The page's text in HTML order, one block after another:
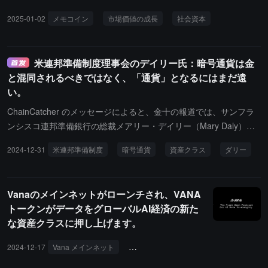
0 億ドルに成長し、これは一時的な現象ではなく、新しい資産クラ
す。Memecoin の周りに開発された複雑なインフラ（自動化された
マーケットメーカーからコミュニティガバナンスツールまで）は、
暗号通貨分野におけるそれらの地位をさらに強化しています。今
後、このセグメント市場の持続的な発展は、デジタルコミュニティ
がますます複雑な方法で価値を創造し、取得する方法に関する新た
eme コインの独自の創造性とコミュニティ主導の側面を維持しつ
2025-01-02 メモコイン 市場価値の成長 社会資本
米連邦準備制度理事会のデイリー氏：暗号通貨は金
と混同されるべきではなく、「通貨」となるにはまだ遠
い。
ChainCatcher のメッセージによると、金十の報道では、サンフラ
ンシスコ連邦準備銀行の総裁メアリー・デイリー（Mary Daly）
スとして見なされるべきだと考えています。デイリーは次のように
す。一度それを実現すれば、定義することができ、それは通貨であ
り、取引手段であり、株式であり、価値を保持する資産であり、時
には価値が下がることもあります。私たちはこれらの用語を定義す
から、私はそれが金のようだとは思いません。それは時々金に似た
2024-12-31 米連邦準備制度 暗号通貨 資産クラス ダリー
Vanaのメインネットがローンチされ、VANA
トークンがデータをグローバルAI経済の新た
な資産クラスに押し上げます。
2024-12-17 Vana メインネット VANA トークン